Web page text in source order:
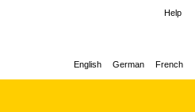
Help
English German French